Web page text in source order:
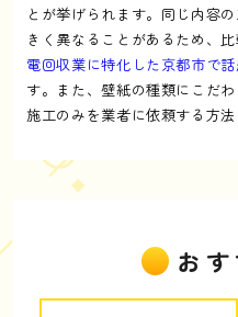
とが挙げられます。同じ内容
きく異なることがあるため、
電回収業に特化した京都市で話
す。また、壁紙の種類にこだ
施工のみを業者に依頼する方法
お